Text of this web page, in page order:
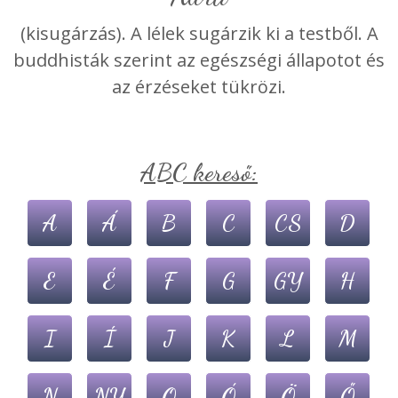
(kisugárzás). A lélek sugárzik ki a testből. A
buddhisták szerint az egészségi állapotot és
az érzéseket tükrözi.
ABC kereső:
A Á B C CS D
E É F G GY H
I Í J K L M